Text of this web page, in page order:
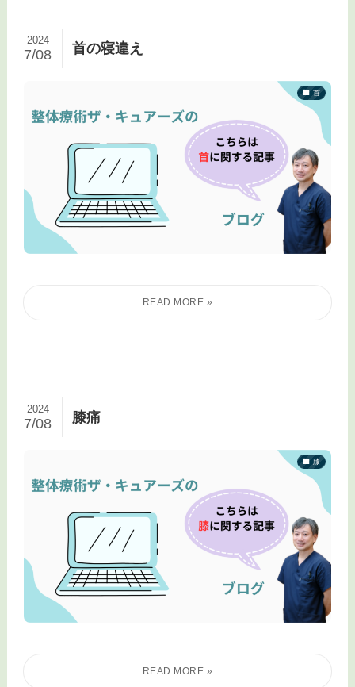
首の寝違え
2024
7/08
首
膝痛
2024
7/08
膝